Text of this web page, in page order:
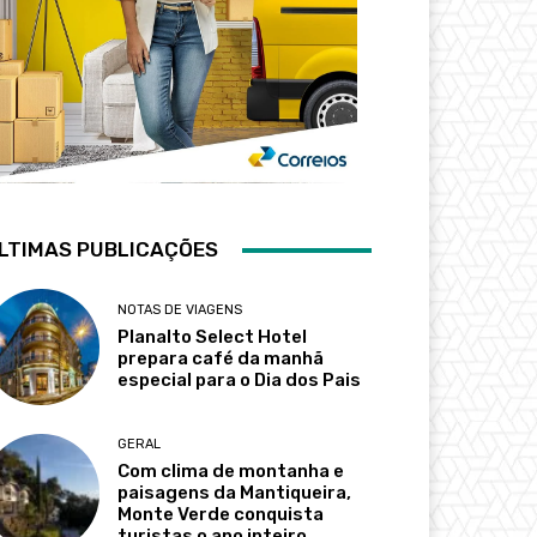
PUBLICAÇÕES
NOTAS DE VIAGENS
Planalto Select Hotel
prepara café da manhã
especial para o Dia dos Pais
GERAL
Com clima de montanha e
paisagens da Mantiqueira,
Monte Verde conquista